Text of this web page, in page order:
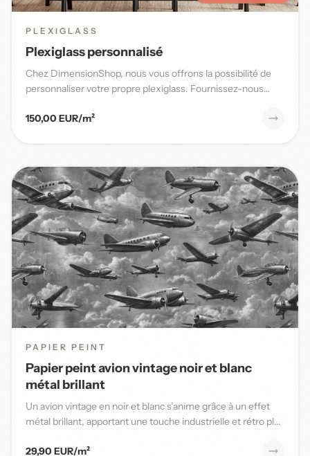
PLEXIGLASS
Plexiglass personnalisé
Chez DimensionShop, nous vous offrons la possibilité de
personnaliser votre propre plexiglass. Fournissez-nous
150,00 EUR/m²
PAPIER PEINT
Papier peint avion vintage noir et blanc
métal brillant
Un avion vintage en noir et blanc s’anime grâce à un effet
métal brillant, apportant une touche industrielle et rétro pl...
29,90 EUR/m²